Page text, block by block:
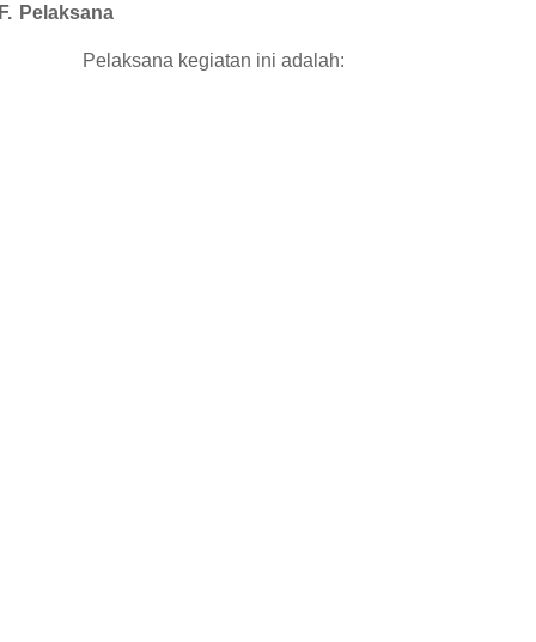
Pelaksana
Pelaksana kegiatan ini adalah: